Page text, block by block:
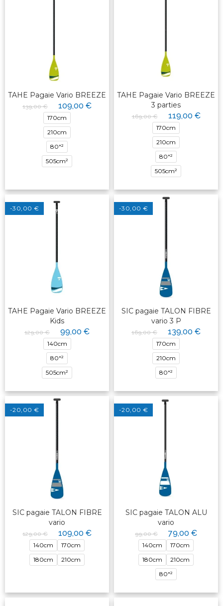
TAHE Pagaie Vario BREEZE
139,00 € 109,00 €
170cm
210cm
80"²
505cm²
TAHE Pagaie Vario BREEZE
3 parties
169,00 € 119,00 €
170cm
210cm
80"²
505cm²
-30,00 €
TAHE Pagaie Vario BREEZE
Kids
129,00 € 99,00 €
140cm
80"²
505cm²
-30,00 €
SIC pagaie TALON FIBRE
vario 3 P
169,00 € 139,00 €
170cm
210cm
80"²
-20,00 €
SIC pagaie TALON FIBRE
vario
129,00 € 109,00 €
140cm
170cm
180cm
210cm
-20,00 €
SIC pagaie TALON ALU
vario
99,00 € 79,00 €
140cm
170cm
180cm
210cm
80"²